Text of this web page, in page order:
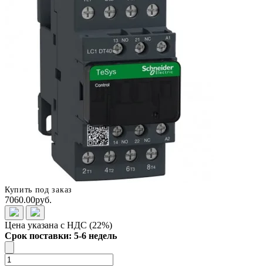
Купить под заказ
7060.00руб.
Цена указана с НДС (22%)
Срок поставки: 5-6 недель